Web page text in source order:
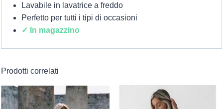
Lavabile in lavatrice a freddo
Perfetto per tutti i tipi di occasioni
✓ In magazzino
Prodotti correlati